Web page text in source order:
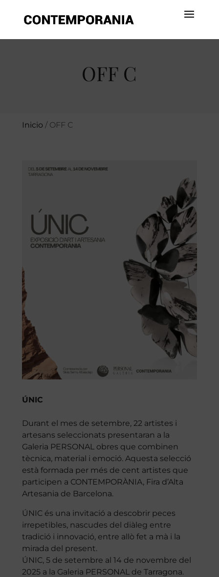
OFF C
Inicio / OFF C
ÚNIC
Durant el mes de setembre, 22 artistes i
artesans seleccionats presentaran a la
Galeria PERSONAL obres que combinen
tècnica, material i emoció. Aquesta selecció
està formada per més de cent artistes que
participen a CONTEMPORÀNIA, Fira d’Alta
Artesania de Barcelona.
ÚNIC és una invitació a descobrir peces
irrepetibles, nascudes del diàleg entre
tradició i innovació, entre allò fet a mà i la
mirada del present.
ÚNIC, 5 de setembre al 14 de novembre del
2025 a la Galeria PERSONAL de Tarragona.